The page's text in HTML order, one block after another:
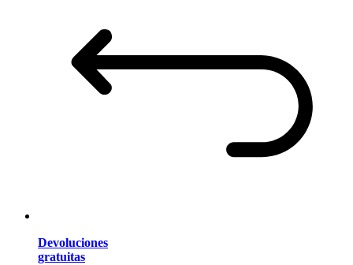
Devoluciones
gratuitas